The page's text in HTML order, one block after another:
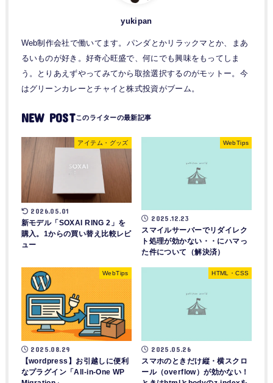
yukipan
Web制作会社で働いてます。パンダとかリラックマとか、まあ
るいものが好き。好奇心旺盛で、何にでも興味をもってしま
う。とりあえずやってみてから取捨選択するのがモットー。今
はグリーンカレーとチャイと株式投資がブーム。
NEW POST
アイテム・グッズ
2026.05.01
新モデル「SOXAI RING 2」を
購入。1からの買い替え比較レビ
ュー
WebTips
2025.12.23
スマイルサーバーでリダイレク
ト処理が効かない・・にハマっ
た件について（解決済）
WebTips
2025.08.29
【wordpress】お引越しに便利
なプラグイン「All-in-One WP
HTML・CSS
2025.05.26
スマホのときだけ縦・横スクロ
ール（overflow）が効かない！